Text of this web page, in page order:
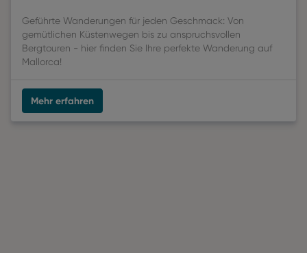
Geführte Wanderungen für jeden Geschmack: Von
gemütlichen Küstenwegen bis zu anspruchsvollen
Bergtouren - hier finden Sie Ihre perfekte Wanderung auf
Mallorca!
Mehr erfahren